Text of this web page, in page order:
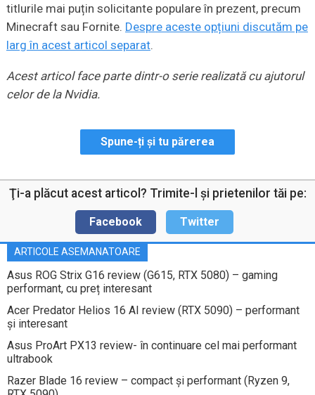
titlurile mai puțin solicitante populare în prezent, precum
Minecraft sau Fornite. Despre aceste opțiuni discutăm pe
larg în acest articol separat.
Acest articol face parte dintr-o serie realizată cu ajutorul
celor de la Nvidia.
Spune-ți și tu părerea
Ţi-a plăcut acest articol? Trimite-l şi prietenilor tăi pe:
Facebook Twitter
ARTICOLE ASEMANATOARE
Asus ROG Strix G16 review (G615, RTX 5080) – gaming
performant, cu preț interesant
Acer Predator Helios 16 AI review (RTX 5090) – performant
și interesant
Asus ProArt PX13 review- în continuare cel mai performant
ultrabook
Razer Blade 16 review – compact și performant (Ryzen 9,